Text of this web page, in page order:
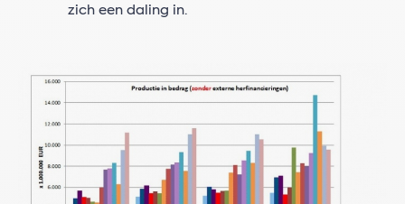
zich een daling in.